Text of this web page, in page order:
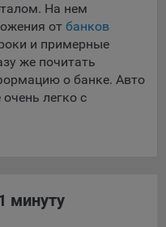
файлов не позволит
Сайта, в том
страницы и
работы Сайта
обработку
На нем
от банков
и примерные
же почитать
о банке. Авто
легко с
минуту